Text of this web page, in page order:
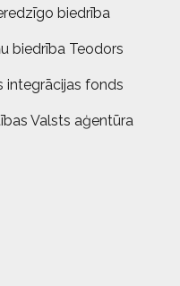
biedrība
biedrība Teodors
integrācijas fonds
Valsts aģentūra